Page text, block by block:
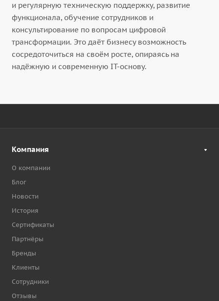
и регулярную техническую поддержку, развитие
функционала, обучение сотрудников и
консультирование по вопросам цифровой
трансформации. Это даёт бизнесу возможность
сосредоточиться на своём росте, опираясь на
надёжную и современную IT-основу.
Компания
О компании
Блог
Новости
История
Сертификаты
Партнёры
Бренды
Клиенты
Сотрудники
Отзывы